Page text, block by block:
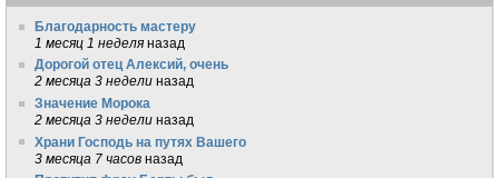
Благодарность мастеру
1 месяц 1 неделя назад
Дорогой отец Алексий, очень
2 месяца 3 недели назад
Значение Морока
2 месяца 3 недели назад
Храни Господь на путях Вашего
3 месяца 7 часов назад